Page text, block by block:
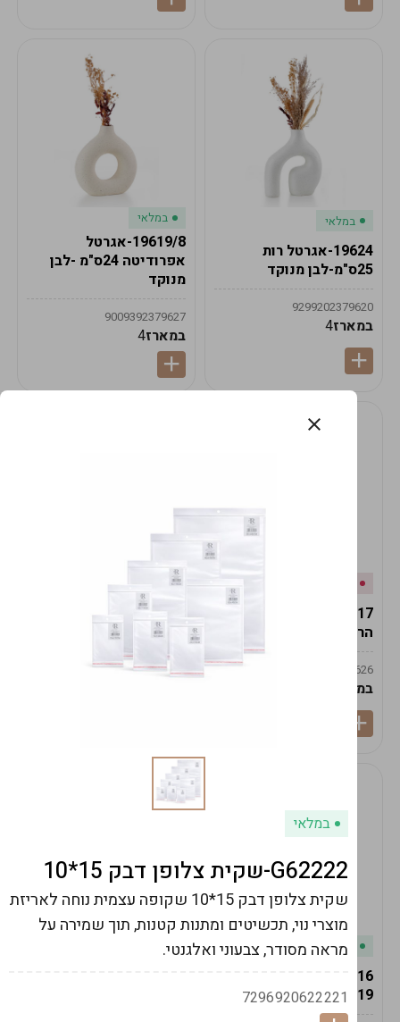
במלאי
19624-אגרטל רות
25ס"מ-לבן מנוקד
9299202379620
במארז4
במלאי
19619/8-אגרטל
אפרודיטה 24ס"מ -לבן
מנוקד
9009392379627
במארז4
הרמס 19ס"מ -לבן נקי
9009492379626
במארז
19617/6-אגרטל הרמס
19ס"מ -לבן מנוקד
9009492379626
במלאי
19ס"מ -קרם
במלאי
במלאי
G62222-שקית צלופן דבק 15*10
שקית צלופן דבק 15*10 שקופה עצמית נוחה לאריזת
מוצרי נוי, תכשיטים ומתנות קטנות, תוך שמירה על
מראה מסודר, צבעוני ואלגנטי.
7296920622221